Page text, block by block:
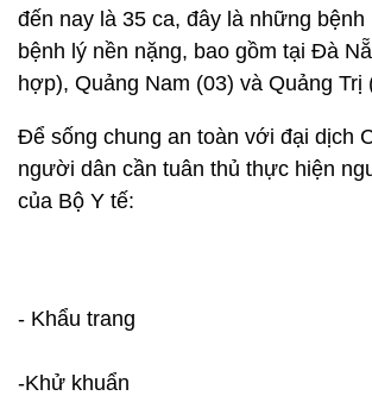
đến nay là 35 ca, đây là những bệnh
bệnh lý nền nặng, bao gồm tại Đà
hợp), Quảng Nam (03) và Quảng Trị
Để sống chung an toàn với đại dịch
người dân cần tuân thủ thực hiện
của Bộ Y tế:
- Khẩu trang
-Khử khuẩn